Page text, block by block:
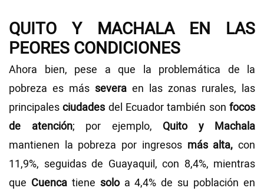
QUITO Y MACHALA EN LAS
PEORES CONDICIONES
Ahora bien, pese a que la problemática de la
pobreza es más severa en las zonas rurales, las
principalesciudades del Ecuador también sonfocos
de atención; por ejemplo, Quito y Machala
mantienen la pobreza por ingresos más alta, con
11,9%, seguidas de Guayaquil, con 8,4%, mientras
que Cuencatiene soloa 4,4% de su población en